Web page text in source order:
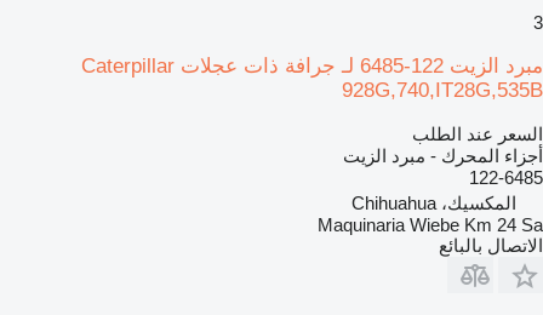
3
مبرد الزيت 122-6485 لـ جرافة ذات عجلات Caterpillar
928G,740,IT28G,535B
السعر عند الطلب
أجزاء المحرك - مبرد الزيت
122-6485
المكسيك، Chihuahua
Maquinaria Wiebe Km 24 Sa
الاتصال بالبائع